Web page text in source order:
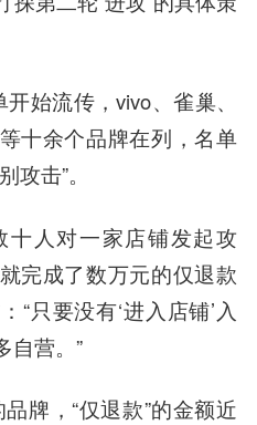
始流传，vivo、雀巢、
十余个品牌在列，名单
攻击”。
人对一家店铺发起攻
完成了数万元的仅退款
“只要没有‘进入店铺’入
自营。”
牌，“仅退款”的金额近